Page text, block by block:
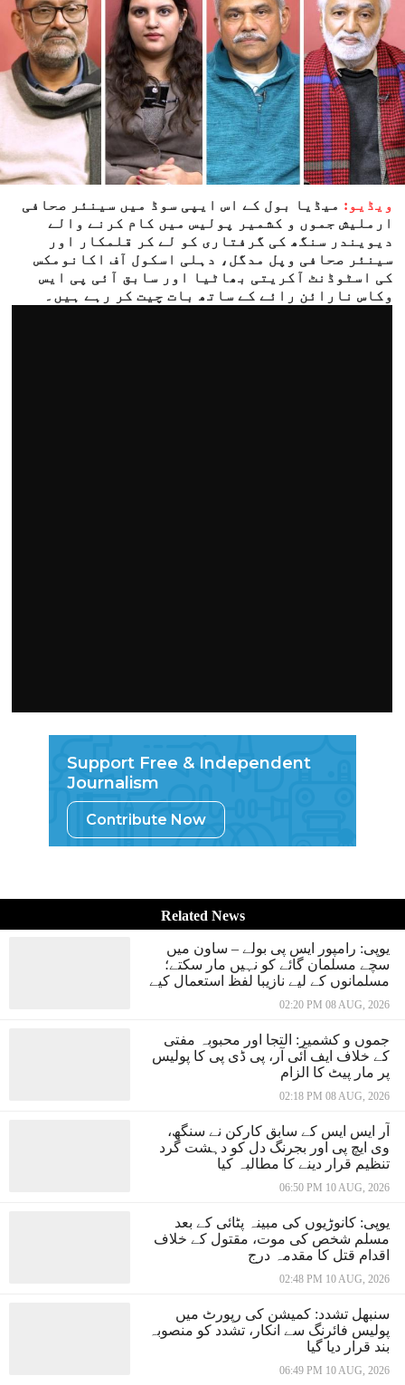
ویڈیو: میڈیا بول کے اس ایپی سوڈ میں سینئر صحافی
ارملیش جموں و کشمیر پولیس میں کام کرنے والے
دیویندر سنگھ کی گرفتاری کو لے کر قلمکار اور
سینئر صحافی وپل مدگل، دہلی اسکول آف اکانومکس
کی اسٹوڈنٹ آکریتی بھاٹیا اور سابق آئی پی ایس
وکاس نارائن رائے کے ساتھ بات چیت کر رہے ہیں۔
Support Free & Independent
Journalism
Contribute Now
Related News
یوپی: رامپور ایس پی بولے – ساون میں
سچے مسلمان گائے کو نہیں مار سکتے؛
مسلمانوں کے لیے نازیبا لفظ استعمال کیے
02:20 PM 08 AUG, 2026
جموں و کشمیر: التجا اور محبوبہ مفتی
کے خلاف ایف آئی آر، پی ڈی پی کا پولیس
پر مار پیٹ کا الزام
02:18 PM 08 AUG, 2026
آر ایس ایس کے سابق کارکن نے سنگھ،
وی ایچ پی اور بجرنگ دل کو دہشت گرد
تنظیم قرار دینے کا مطالبہ کیا
06:50 PM 10 AUG, 2026
یوپی: کانوڑیوں کی مبینہ پٹائی کے بعد
مسلم شخص کی موت، مقتول کے خلاف
اقدام قتل کا مقدمہ درج
02:48 PM 10 AUG, 2026
سنبھل تشدد: کمیشن کی رپورٹ میں
پولیس فائرنگ سے انکار، تشدد کو منصوبہ
بند قرار دیا گیا
06:49 PM 10 AUG, 2026